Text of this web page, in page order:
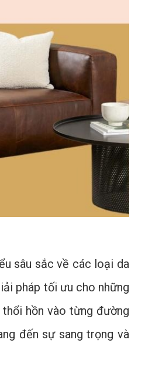
sâu sắc về các loại da
pháp tối ưu cho những
hồn vào từng đường
đến sự sang trọng và